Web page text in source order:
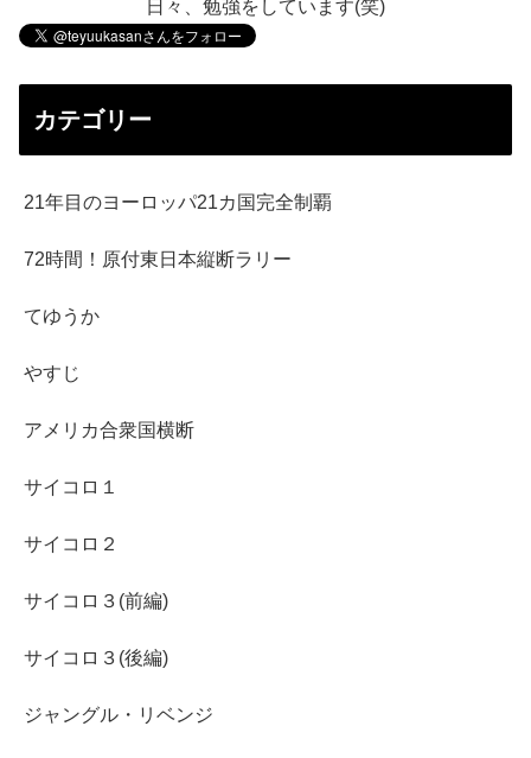
日々、勉強をしています(笑)
カテゴリー
21年目のヨーロッパ21カ国完全制覇
72時間！原付東日本縦断ラリー
てゆうか
やすじ
アメリカ合衆国横断
サイコロ１
サイコロ２
サイコロ３(前編)
サイコロ３(後編)
ジャングル・リベンジ